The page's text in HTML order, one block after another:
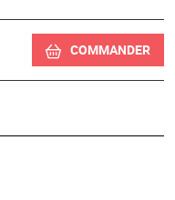
COMMANDER